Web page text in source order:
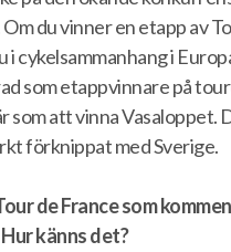
du vinner en etapp av
i cykelsammanhang i
som etappvinnare på
som att vinna Vasaloppet.
förknippat med Sverige.
de France som
känns det?